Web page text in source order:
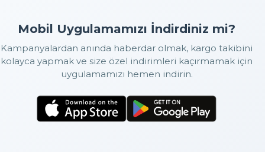
Mobil Uygulamamızı İndirdiniz mi?
Kampanyalardan anında haberdar olmak, kargo takibini
kolayca yapmak ve size özel indirimleri kaçırmamak için
uygulamamızı hemen indirin.